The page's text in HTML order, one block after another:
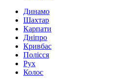
Динамо
Шахтар
Карпати
Дніпро
Кривбас
Полісся
Рух
Колос